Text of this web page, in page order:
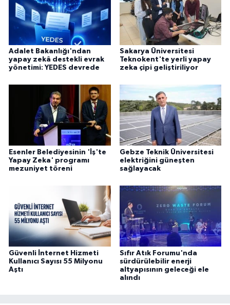
Adalet Bakanlığı'ndan
yapay zekâ destekli evrak
yönetimi: YEDES devrede
Sakarya Üniversitesi
Teknokent'te yerli yapay
zeka çipi geliştiriliyor
Esenler Belediyesinin 'İş'te
Yapay Zeka' programı
mezuniyet töreni
Gebze Teknik Üniversitesi
elektriğini güneşten
sağlayacak
Güvenli İnternet Hizmeti
Kullanıcı Sayısı 55 Milyonu
Aştı
Sıfır Atık Forumu'nda
sürdürülebilir enerji
altyapısının geleceği ele
alındı